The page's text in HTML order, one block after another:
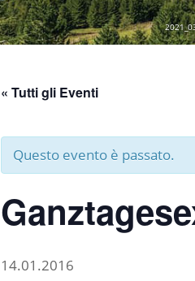
« Tutti gli Eventi
Questo evento è passato.
14.01.2016